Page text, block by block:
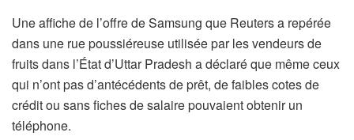
Une affiche de l’offre de Samsung que Reuters a repérée
dans une rue poussiéreuse utilisée par les vendeurs de
fruits dans l’État d’Uttar Pradesh a déclaré que même ceux
qui n’ont pas d’antécédents de prêt, de faibles cotes de
crédit ou sans fiches de salaire pouvaient obtenir un
téléphone.